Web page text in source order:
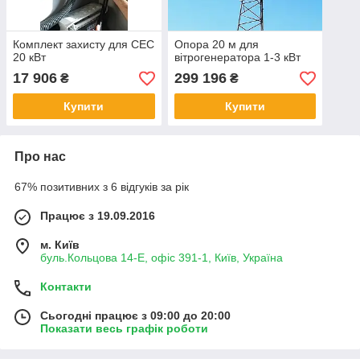
Комплект захисту для СЕС
20 кВт
17 906 ₴
Купити
Опора 20 м для
вітрогенератора 1-3 кВт
299 196₴
Купити
Про нас
67% позитивних з 6 відгуків за рік
Працює з 19.09.2016
м. Київ
буль.Кольцова 14-Е, офіс 391-1, Київ, Україна
Контакти
Сьогодні працює з 09:00 до 20:00
Показати весь графік роботи